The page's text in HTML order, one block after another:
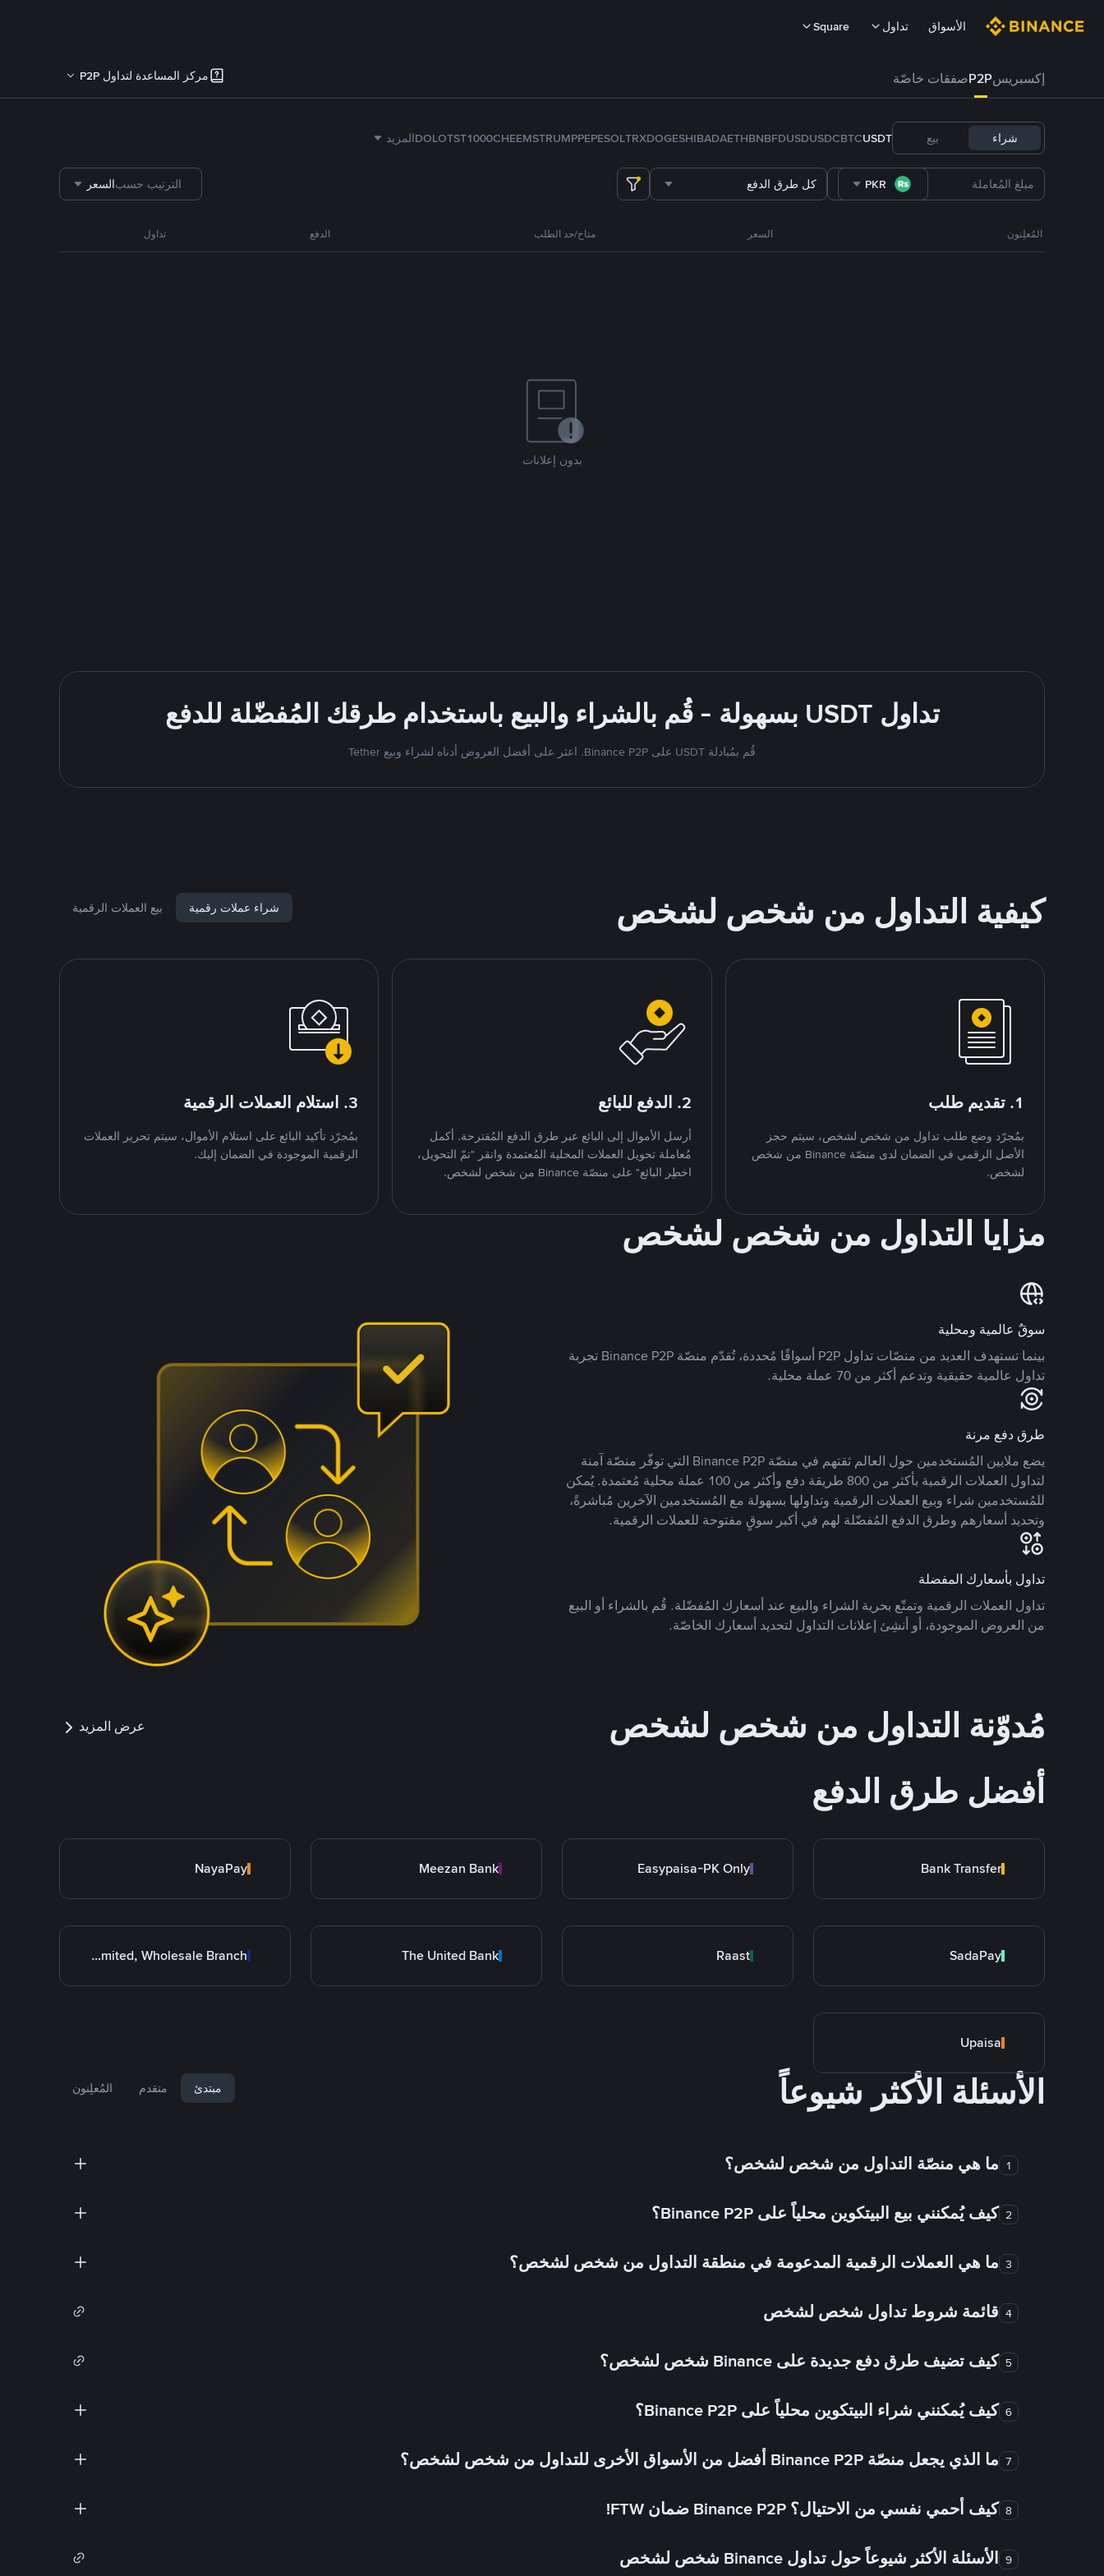
الأسواق تداول Square
إكسبريسP2Pصفقات خاصّة مركز المساعدة لتداول P2P
شراء بيع USDT
BTC
USDC
FDUSD
BNB
ETH
ADA
SHIB
DOGE
TRX
SOL
PEPE
TRUMP
1000CHEEMS
TST
DOLOالمزيد
PKR كل طرق الدفع الترتيب حسبالسعر
المُعلِنون السعر متاح/حد الطلب الدفع تداول
بدون إعلانات
تداول USDT بسهولة - قُم بالشراء والبيع باستخدام طرقك المُفضّلة للدفع
قُم بمُبادلة USDT على Binance P2P. اعثر على أفضل العروض أدناه لشراء وبيع Tether
كيفية التداول من شخص لشخص شراء عملات رقمية بيع العملات الرقمية
1. تقديم طلب
بمُجرّد وضع طلب تداول من شخص لشخص، سيتم حجز
الأصل الرقمي في الضمان لدى منصّة Binance من شخص
لشخص.
2. الدفع للبائع
أرسل الأموال إلى البائع عبر طرق الدفع المُقترحة. أكمل
مُعاملة تحويل العملات المحلية المُعتمدة وانقر "تمّ التحويل،
اخطِر البائع" على منصّة Binance من شخص لشخص.
3. استلام العملات الرقمية
بمُجرّد تأكيد البائع على استلام الأموال، سيتم تحرير العملات
الرقمية الموجودة في الضمان إليك.
مزايا التداول من شخص لشخص
سوقٌ عالمية ومحلية
بينما تستهدف العديد من منصّات تداول P2P أسواقًا مُحددة، تُقدّم منصّة Binance P2P تجربة
تداول عالمية حقيقية وتدعم أكثر من 70 عملة محلية.
طرق دفع مرنة
يضع ملايين المُستخدمين حول العالم ثقتهم في منصّة Binance P2P التي توفّر منصّة آمنة
لتداول العملات الرقمية بأكثر من 800 طريقة دفع وأكثر من 100 عملة محلية مُعتمدة. يُمكن
للمُستخدمين شراء وبيع العملات الرقمية وتداولها بسهولة مع المُستخدمين الآخرين مُباشرةً،
وتحديد أسعارهم وطرق الدفع المُفضّلة لهم في أكبر سوقٍ مفتوحة للعملات الرقمية.
تداول بأسعارك المفضلة
تداول العملات الرقمية وتمتّع بحرية الشراء والبيع عند أسعارك المُفضّلة. قُم بالشراء أو البيع
من العروض الموجودة، أو أنشِئ إعلانات التداول لتحديد أسعارك الخاصّة.
مُدوّنة التداول من شخص لشخص عرض المزيد
أفضل طرق الدفع
Bank Transfer
Easypaisa-PK Only
Meezan Bank
NayaPay
SadaPay
Raast
The United Bank
Allied Bank Limited, Wholesale Branch
Upaisa
الأسئلة الأكثر شيوعاً مبتدئ متقدم المُعلِنون
1 ما هي منصّة التداول من شخص لشخص؟
2 كيف يُمكنني بيع البيتكوين محلياً على Binance P2P؟
3 ما هي العملات الرقمية المدعومة في منطقة التداول من شخص لشخص؟
4 قائمة شروط تداول شخص لشخص
5 كيف تضيف طرق دفع جديدة على Binance شخص لشخص؟
6 كيف يُمكنني شراء البيتكوين محلياً على Binance P2P؟
7 ما الذي يجعل منصّة Binance P2P أفضل من الأسواق الأخرى للتداول من شخص لشخص؟
8 كيف أحمي نفسي من الاحتيال؟ Binance P2P ضمان FTW!
9 الأسئلة الأكثر شيوعاً حول تداول Binance شخص لشخص